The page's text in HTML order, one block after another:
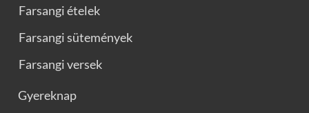
Farsangi ételek
Farsangi sütemények
Farsangi versek
Gyereknap